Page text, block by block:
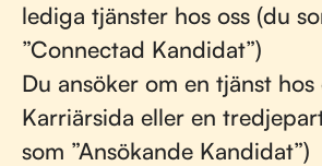
lediga tjänster hos oss (du
”Connectad Kandidat”)
Du ansöker om en tjänst hos
Karriärsida eller en
som ”Ansökande Kandidat”)